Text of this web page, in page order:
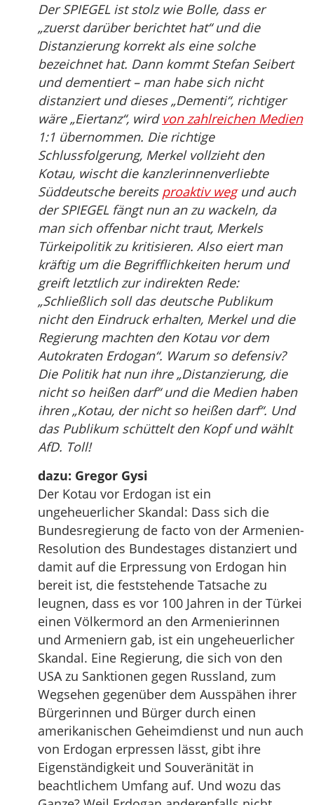
Der SPIEGEL ist stolz wie Bolle, dass er
„zuerst darüber berichtet hat“ und die
Distanzierung korrekt als eine solche
bezeichnet hat. Dann kommt Stefan Seibert
und dementiert – man habe sich nicht
distanziert und dieses „Dementi“, richtiger
wäre „Eiertanz“, wird von zahlreichen Medien
1:1 übernommen. Die richtige
Schlussfolgerung, Merkel vollzieht den
Kotau, wischt die kanzlerinnenverliebte
Süddeutsche bereits proaktiv wegund auch
der SPIEGEL fängt nun an zu wackeln, da
man sich offenbar nicht traut, Merkels
Türkeipolitik zu kritisieren. Also eiert man
kräftig um die Begrifflichkeiten herum und
greift letztlich zur indirekten Rede:
„Schließlich soll das deutsche Publikum
nicht den Eindruck erhalten, Merkel und die
Regierung machten den Kotau vor dem
Autokraten Erdogan“. Warum so defensiv?
Die Politik hat nun ihre „Distanzierung, die
nicht so heißen darf“ und die Medien haben
ihren „Kotau, der nicht so heißen darf“. Und
das Publikum schüttelt den Kopf und wählt
AfD. Toll!
dazu: Gregor Gysi
Der Kotau vor Erdogan ist ein
ungeheuerlicher Skandal: Dass sich die
Bundesregierung de facto von der Armenien-
Resolution des Bundestages distanziert und
damit auf die Erpressung von Erdogan hin
bereit ist, die feststehende Tatsache zu
leugnen, dass es vor 100 Jahren in der Türkei
einen Völkermord an den Armenierinnen
und Armeniern gab, ist ein ungeheuerlicher
Skandal. Eine Regierung, die sich von den
USA zu Sanktionen gegen Russland, zum
Wegsehen gegenüber dem Ausspähen ihrer
Bürgerinnen und Bürger durch einen
amerikanischen Geheimdienst und nun auch
von Erdogan erpressen lässt, gibt ihre
Eigenständigkeit und Souveränität in
beachtlichem Umfang auf. Und wozu das